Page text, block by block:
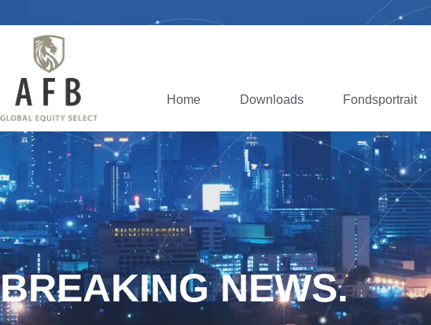
Home Downloads Fondsportrait
BREAKING NEWS.